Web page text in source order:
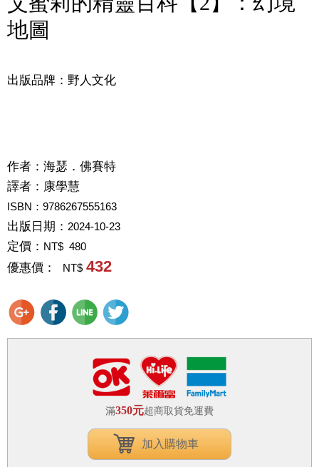
地圖
出版品牌：野人文化
作者： 海瑟．佛賽特
譯者： 康學慧
ISBN：9786267555163
出版日期： 2024-10-23
定價： NT$ 480
優惠價： NT$ 432
滿350元超商取貨免運費
加入購物車